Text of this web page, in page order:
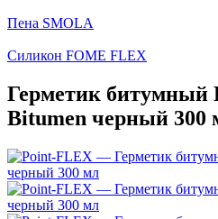
Пена SMOLA
Силикон FOME FLEX
Герметик битумный
Bitumen черный 300